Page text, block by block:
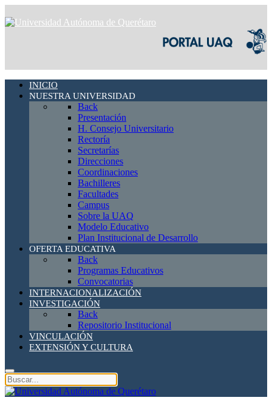
INICIO
NUESTRA UNIVERSIDAD
Back
Presentación
H. Consejo Universitario
Rectoría
Secretarías
Direcciones
Coordinaciones
Bachilleres
Facultades
Campus
Sobre la UAQ
Modelo Educativo
Plan Institucional de Desarrollo
OFERTA EDUCATIVA
Back
Programas Educativos
Convocatorias
INTERNACIONALIZACIÓN
INVESTIGACIÓN
Back
Repositorio Institucional
VINCULACIÓN
EXTENSIÓN Y CULTURA